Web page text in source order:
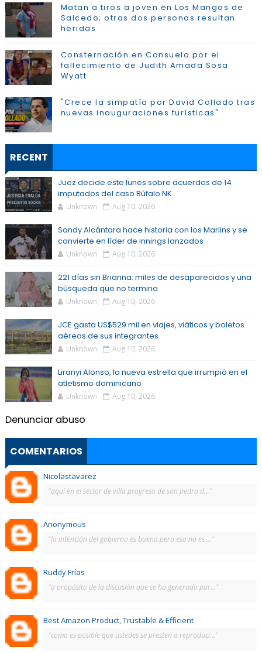
Matan a tiros a joven en Los Mangos de
Salcedo; otras dos personas resultan
heridas
Consternación en Consuelo por el
fallecimiento de Judith Amada Sosa
Wyatt
"Crece la simpatía por David Collado tras
nuevas inauguraciones turísticas"
RECENT
Juez decide este lunes sobre acuerdos de 14
imputados del caso Búfalo NK
Unknown Aug 10, 2026
Sandy Alcántara hace historia con los Marlins y se
convierte en líder de innings lanzados
Unknown Aug 10, 2026
221 días sin Brianna: miles de desaparecidos y una
búsqueda que no termina
Unknown Aug 10, 2026
JCE gasta US$529 mil en viajes, viáticos y boletos
aéreos de sus integrantes
Unknown Aug 10, 2026
Liranyi Alonso, la nueva estrella que irrumpió en el
atletismo dominicano
Unknown Aug 10, 2026
Denunciar abuso
COMENTARIOS
Nicolastavarez
"aquí en el sector de villa progreso de san pedro d..."
Anonymous
"la intención del gobierno es buena.pero eso no es ..."
Ruddy Frías
"a propósito de la discusión que se ha generado por..."
Best Amazon Product, Trustable & Efficient
"como es posible que ustedes se presten a reproduci..."